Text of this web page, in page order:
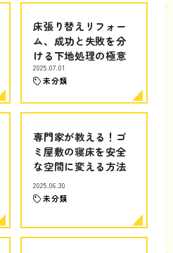
床張り替えリフォー
ム、成功と失敗を分
ける下地処理の極意
2025.07.01
未分類
専門家が教える！ゴ
ミ屋敷の寝床を安全
な空間に変える方法
2025.06.30
未分類